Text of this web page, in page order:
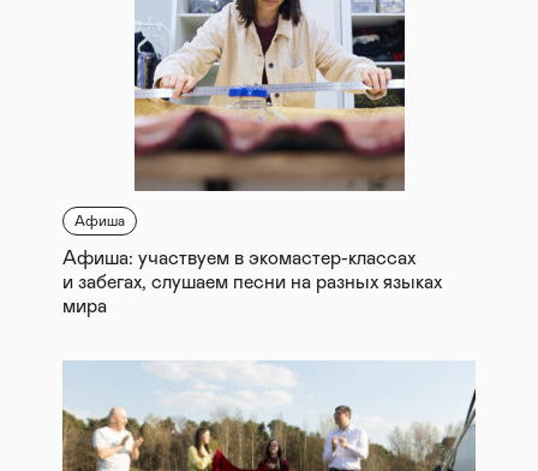
Афиша
Афиша: участвуем в экомастер-классах
и забегах, слушаем песни на разных языках
мира